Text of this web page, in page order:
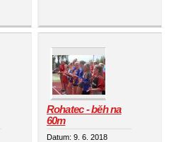
Rohatec - běh na
60m
Datum: 9. 6. 2018